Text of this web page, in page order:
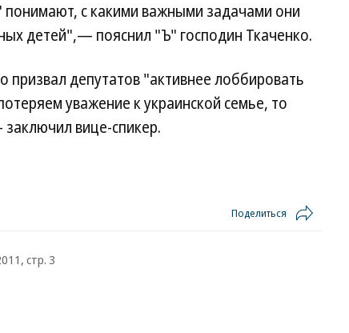
с какими важными задачами они
детей",— пояснил "Ъ" господин Ткаченко.
депутатов "активнее лоббировать
уважение к украинской семье, то
вице-спикер.
Поделиться
стр. 3